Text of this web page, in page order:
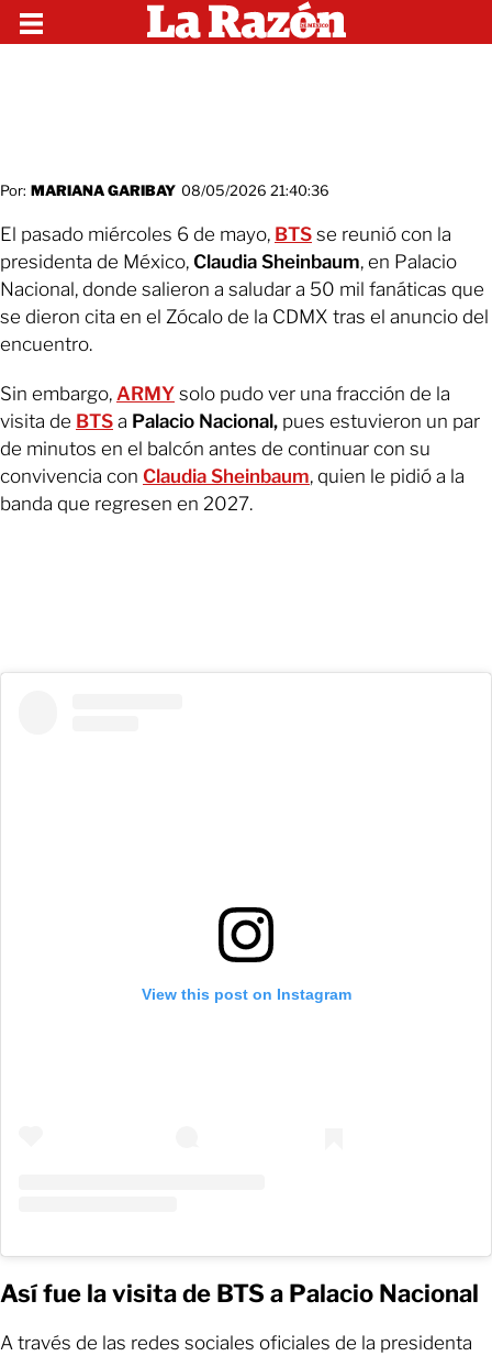
Por: MARIANA GARIBAY 08/05/2026 21:40:36
El pasado miércoles 6 de mayo, BTS se reunió con la
presidenta de México, Claudia Sheinbaum, en Palacio
Nacional, donde salieron a saludar a 50 mil fanáticas que
se dieron cita en el Zócalo de la CDMX tras el anuncio del
encuentro.
Sin embargo, ARMY solo pudo ver una fracción de la
visita de BTS a Palacio Nacional, pues estuvieron un par
de minutos en el balcón antes de continuar con su
convivencia con Claudia Sheinbaum, quien le pidió a la
banda que regresen en 2027.
View this post on Instagram
Así fue la visita de BTS a Palacio Nacional
A través de las redes sociales oficiales de la presidenta